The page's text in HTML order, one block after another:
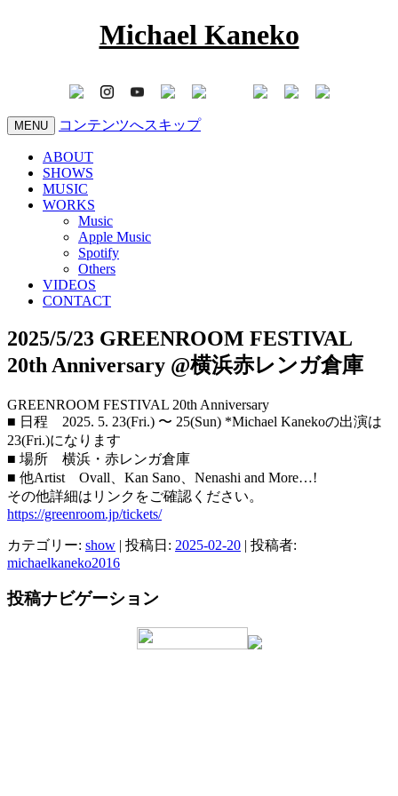
Michael Kaneko
MENU コンテンツへスキップ
ABOUT
SHOWS
MUSIC
WORKS
Music
Apple Music
Spotify
Others
VIDEOS
CONTACT
2025/5/23 GREENROOM FESTIVAL
20th Anniversary @横浜赤レンガ倉庫
GREENROOM FESTIVAL 20th Anniversary
■ 日程 2025. 5. 23(Fri.) 〜 25(Sun) *Michael Kanekoの出演は
23(Fri.)になります
■ 場所 横浜・赤レンガ倉庫
■ 他Artist Ovall、Kan Sano、Nenashi and More…!
その他詳細はリンクをご確認ください。
https://greenroom.jp/tickets/
カテゴリー: show | 投稿日: 2025-02-20 | 投稿者:
michaelkaneko2016
投稿ナビゲーション